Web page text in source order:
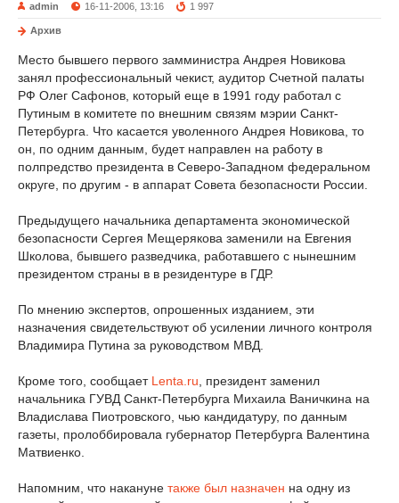
admin 16-11-2006, 13:16 1 997
Архив
Место бывшего первого замминистра Андрея Новикова
занял профессиональный чекист, аудитор Счетной палаты
РФ Олег Сафонов, который еще в 1991 году работал с
Путиным в комитете по внешним связям мэрии Санкт-
Петербурга. Что касается уволенного Андрея Новикова, то
он, по одним данным, будет направлен на работу в
полпредство президента в Северо-Западном федеральном
округе, по другим - в аппарат Совета безопасности России.
Предыдущего начальника департамента экономической
безопасности Сергея Мещерякова заменили на Евгения
Школова, бывшего разведчика, работавшего с нынешним
президентом страны в в резидентуре в ГДР.
По мнению экспертов, опрошенных изданием, эти
назначения свидетельствуют об усилении личного контроля
Владимира Путина за руководством МВД.
Кроме того, сообщает Lenta.ru , президент заменил
начальника ГУВД Санкт-Петербурга Михаила Ваничкина на
Владислава Пиотровского, чью кандидатуру, по данным
газеты, пролоббировала губернатор Петербурга Валентина
Матвиенко.
Напомним, что накануне также был назначен на одну из